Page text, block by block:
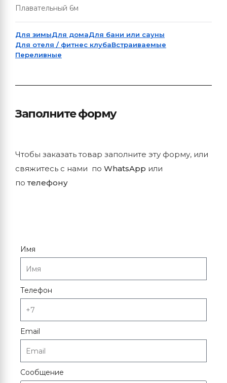
Плавательный 6м
Для зимыДля домаДля бани или сауны
Для отеля / фитнес клубаВстраиваемые
Переливные
Заполните форму
Чтобы заказать товар заполните эту форму, или
свяжитесь с нами по WhatsApp или
потелефону
Имя
Телефон
Email
Сообщение